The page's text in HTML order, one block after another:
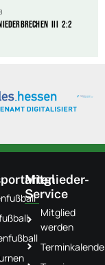
III 2:2
Mitglieder-
Service
Mitglied
werden